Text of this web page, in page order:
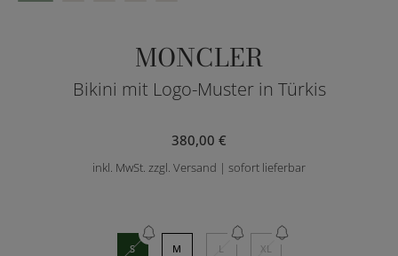
MONCLER
Bikini mit Logo-Muster in Türkis
380,00 €
inkl. MwSt. zzgl. Versand | sofort lieferbar
S M L XL